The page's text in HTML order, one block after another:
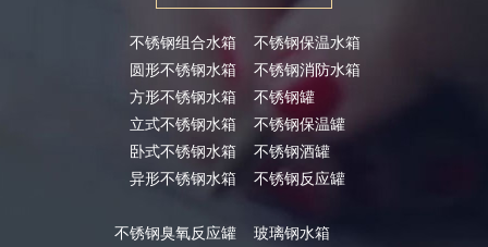
不锈钢组合水箱
圆形不锈钢水箱
方形不锈钢水箱
立式不锈钢水箱
卧式不锈钢水箱
异形不锈钢水箱
不锈钢臭氧反应罐
不锈钢保温水箱
不锈钢消防水箱
不锈钢罐
不锈钢保温罐
不锈钢酒罐
不锈钢反应罐
玻璃钢水箱